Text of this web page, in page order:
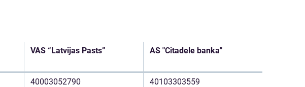
VAS “Latvijas Pasts” AS "Citadele banka"
40003052790
40103303559